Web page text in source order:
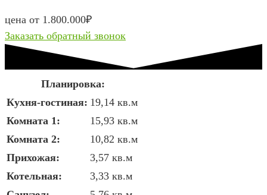
цена от 1.800.000₽
Заказать обратный звонок
Планировка:
Кухня-гостиная: 19,14 кв.м
Комната 1:
15,93 кв.м
Комната 2:
10,82 кв.м
Прихожая:
3,57 кв.м
Котельная:
3,33 кв.м